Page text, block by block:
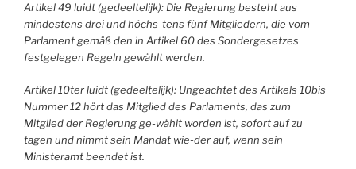
Artikel 49 luidt (gedeeltelijk): Die Regierung besteht aus
mindestens drei und höchs-tens fünf Mitgliedern, die vom
Parlament gemäß den in Artikel 60 des Sondergesetzes
festgelegen Regeln gewählt werden.
Artikel 10ter luidt (gedeeltelijk): Ungeachtet des Artikels 10bis
Nummer 12 hört das Mitglied des Parlaments, das zum
Mitglied der Regierung ge-wählt worden ist, sofort auf zu
tagen und nimmt sein Mandat wie-der auf, wenn sein
Ministeramt beendet ist.